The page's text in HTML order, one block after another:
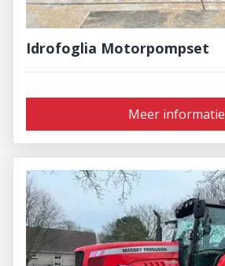
Idrofoglia Motorpompset
Meer informatie